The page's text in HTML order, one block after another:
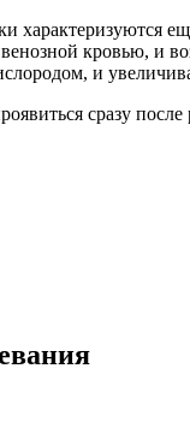
характеризуются
кровью, и
и
сразу